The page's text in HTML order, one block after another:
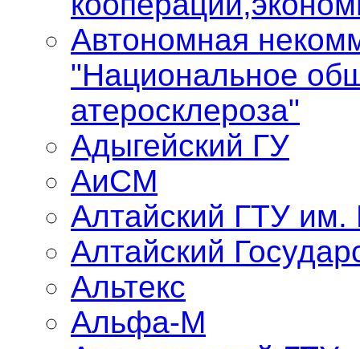
Автономная
"Национальное
атеросклероза"
Адыгейский ГУ
АиСМ
Алтайский ГТУ
Алтайский
Альтекс
Альфа-М